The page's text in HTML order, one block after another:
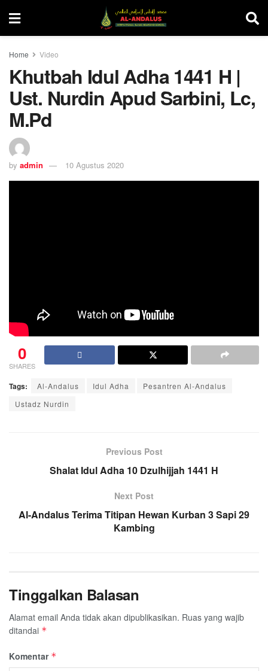
Home Video
Khutbah Idul Adha 1441 H |
Ust. Nurdin Apud Sarbini, Lc,
M.Pd
by admin 10 Agustus 2020
0
SHARES
Tags: Al-Andalus Idul Adha
Pesantren Al-Andalus
Ustadz Nurdin
Previous Post
Shalat Idul Adha 10 Dzulhijjah 1441 H
Next Post
Al-Andalus Terima Titipan Hewan Kurban 3 Sapi 29
Kambing
Tinggalkan Balasan
Alamat email Anda tidak akan dipublikasikan. Ruas yang wajib
ditandai *
Komentar *